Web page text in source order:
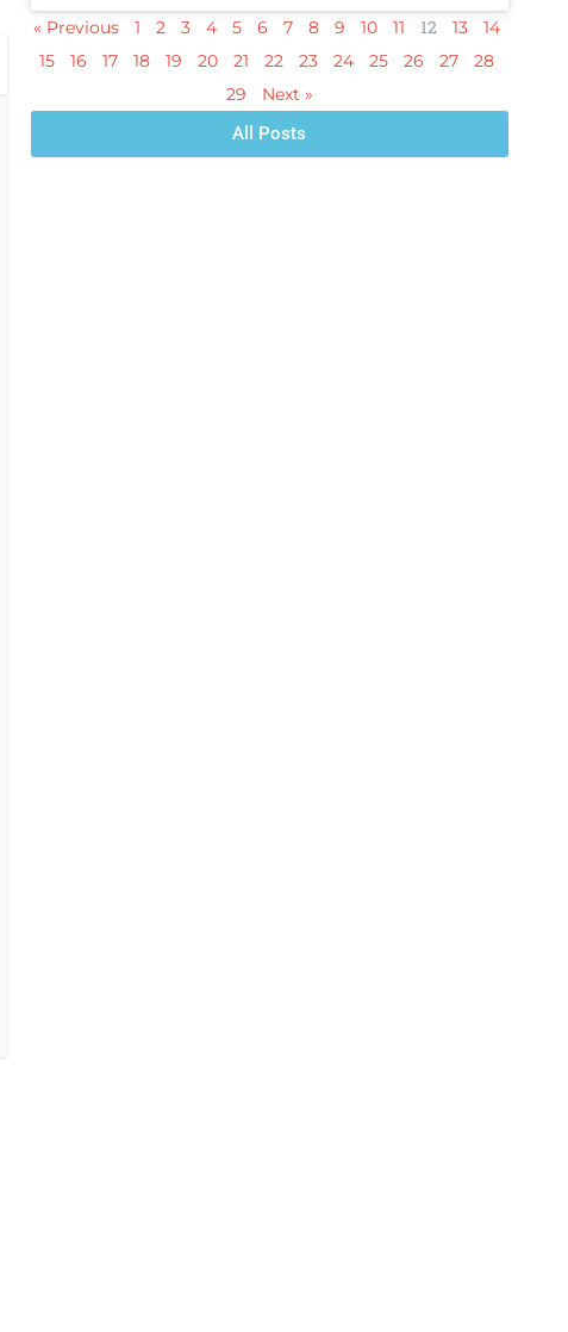
« Previous 1 2 3 4 5 6 7 8 9 10 11 12 13
14
15
16 17 18 19 20 21 22 23 24 25 26 27
28
29
Next »
All Posts